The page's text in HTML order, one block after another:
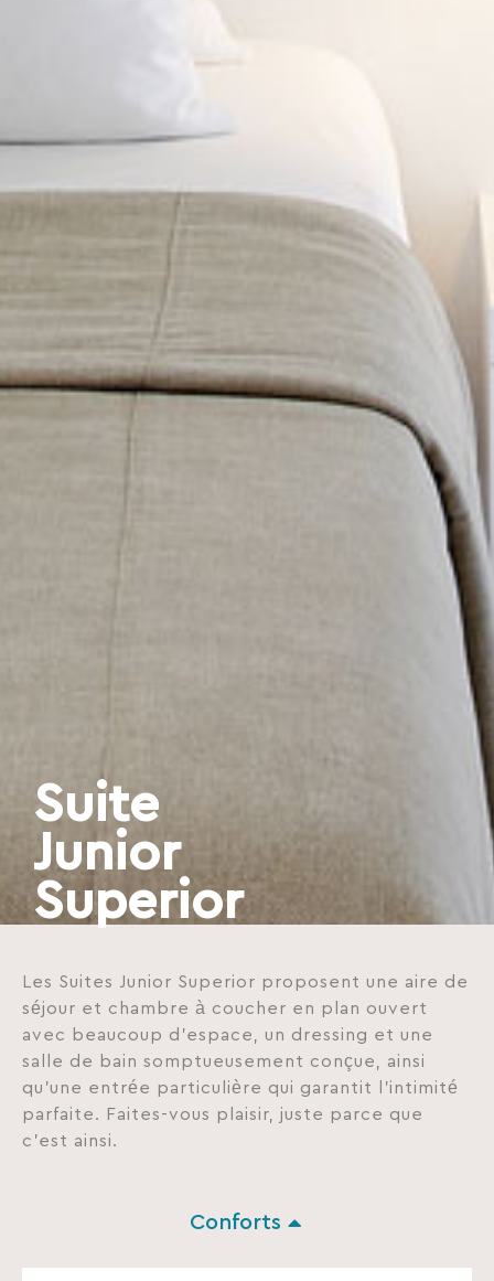
Suite
Junior
Superior
Les Suites Junior Superior proposent une aire de
séjour et chambre à coucher en plan ouvert
avec beaucoup d’espace, un dressing et une
salle de bain somptueusement conçue, ainsi
qu’une entrée particulière qui garantit l’intimité
parfaite. Faites-vous plaisir, juste parce que
c’est ainsi.
Conforts